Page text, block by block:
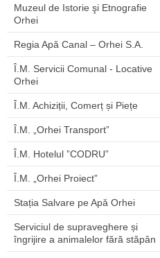
Muzeul de Istorie şi Etnografie
Orhei
Regia Apă Canal – Orhei S.A.
Î.M. Servicii Comunal - Locative
Orhei
Î.M. Achiziții, Comerț și Piețe
Î.M. „Orhei Transport”
Î.M. Hotelul ”CODRU”
Î.M. „Orhei Proiect”
Stația Salvare pe Apă Orhei
Serviciul de supraveghere și
îngrijire a animalelor fără stăpân